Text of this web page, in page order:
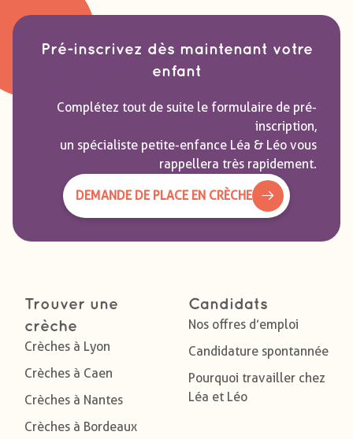
Pré-inscrivez dès maintenant votre
enfant
Complétez tout de suite le formulaire de pré-
inscription,
un spécialiste petite-enfance Léa & Léo vous
rappellera très rapidement.
DEMANDE DE PLACE EN CRÈCHE
Trouver une
crèche
Crèches à Lyon
Crèches à Caen
Crèches à Nantes
Crèches à Bordeaux
Candidats
Nos offres d’emploi
Candidature spontannée
Pourquoi travailler chez
Léa et Léo